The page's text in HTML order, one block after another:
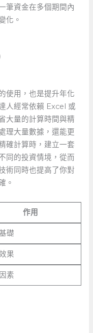
筆資金在多個期間內
化。
使用，也是提升年化
人經常依賴 Excel 或
大量的計算時間與精
理大量數據，還能更
確計算時，建立一套
同的投資情境，從而
術同時也提高了你對
。
作用
礎
果
素